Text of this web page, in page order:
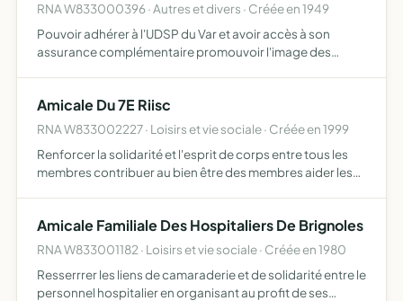
RNA W833000396 · Autres et divers · Créée en 1949
Pouvoir adhérer à l'UDSP du Var et avoir accès à son
assurance complémentaire promouvoir l'image des
resserre…
Amicale Du 7E Riisc
RNA W833002227 · Loisirs et vie sociale · Créée en 1999
Renforcer la solidarité et l'esprit de corps entre tous les
membres contribuer au bien être des membres aider les
Amicale Familiale Des Hospitaliers De Brignoles
RNA W833001182 · Loisirs et vie sociale · Créée en 1980
Resserrrer les liens de camaraderie et de solidarité entre le
personnel hospitalier en organisant au profit de ses